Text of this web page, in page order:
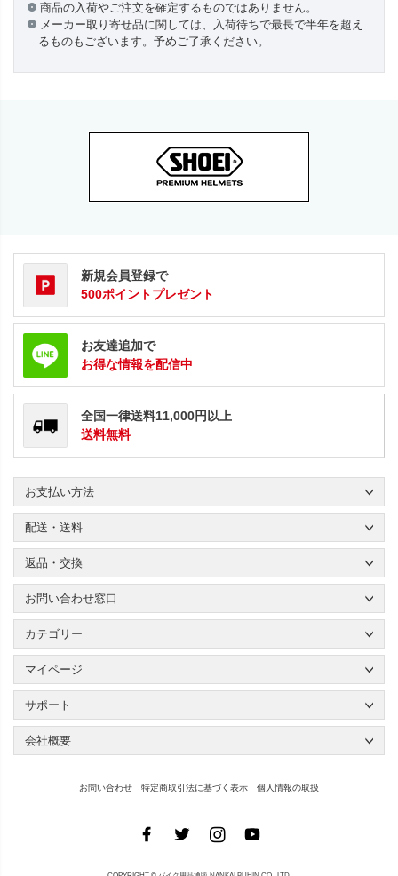
商品の入荷やご注文を確定するものではありません。
メーカー取り寄せ品に関しては、入荷待ちで最長で半年を超え
るものもございます。予めご了承ください。
新規会員登録で
500ポイントプレゼント
お友達追加で
お得な情報を配信中
全国一律送料11,000円以上
送料無料
お支払い方法
配送・送料
返品・交換
お問い合わせ窓口
カテゴリー
マイページ
サポート
会社概要
お問い合わせ 特定商取引法に基づく表示 個人情報の取扱